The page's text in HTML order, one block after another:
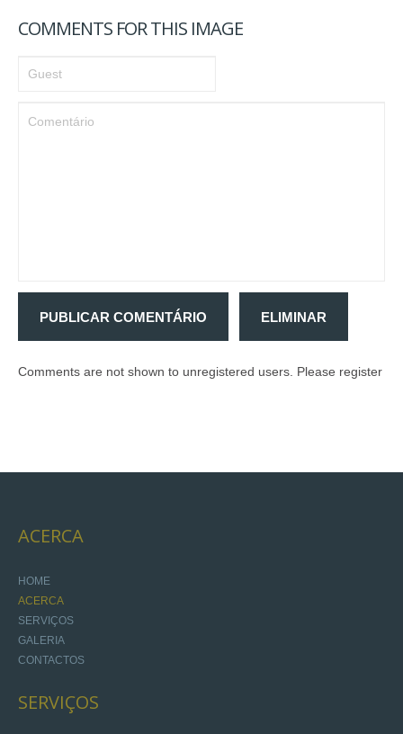
SERVIÇOS
CARPINTARIA GERAL
REABILITAÇÃO/REMODELAÇÃO
CONTACTOS
COMMENTS FOR THIS IMAGE
PUBLICAR COMENTÁRIO ELIMINAR
Comments are not shown to unregistered users. Please register
ACERCA
HOME
ACERCA
SERVIÇOS
GALERIA
CONTACTOS
SERVIÇOS